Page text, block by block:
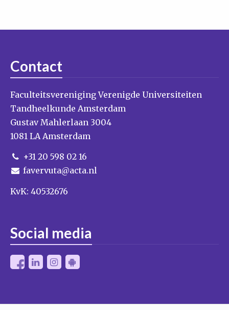
Contact
Faculteitsvereniging Verenigde Universiteiten
Tandheelkunde Amsterdam
Gustav Mahlerlaan 3004
1081 LA Amsterdam
+31 20 598 02 16
favervuta@acta.nl
KvK: 40532676
Social media